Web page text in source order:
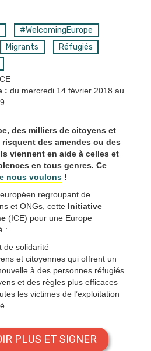
#WelcomingEurope
Migrants
Réfugiés
: du mercredi 14 février 2018 au
des milliers de citoyens et
des amendes ou des
viennent en aide à celles et
en tous genres. Ce
nous voulons !
regroupant de
et ONGs, cette Initiative
(ICE) pour une Europe
:
de solidarité
et citoyennes qui offrent un
à des personnes réfugiés
et des règles plus efficaces
les victimes de l’exploitation
PLUS ET SIGNER